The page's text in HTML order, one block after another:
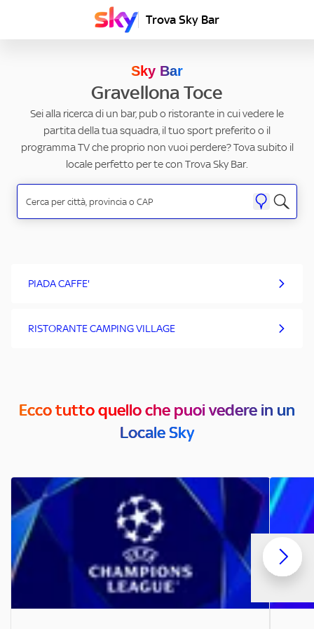
Trova Sky Bar
Sky Bar
Gravellona Toce
Sei alla ricerca di un bar, pub o ristorante in cui vedere le
partita della tua squadra, il tuo sport preferito o il
programma TV che proprio non vuoi perdere? Tova subito il
locale perfetto per te con Trova Sky Bar.
PIADA CAFFE'
RISTORANTE CAMPING VILLAGE
Ecco tutto quello che puoi vedere in un
Locale Sky